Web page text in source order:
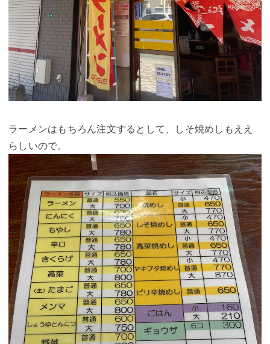
ラーメンはもちろん注文するとして、しそ焼めしもええ
らしいので。